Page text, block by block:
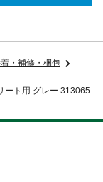
・補修・梱包
ート用 グレー 313065